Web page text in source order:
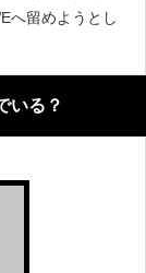
へ留めようとし
いる？